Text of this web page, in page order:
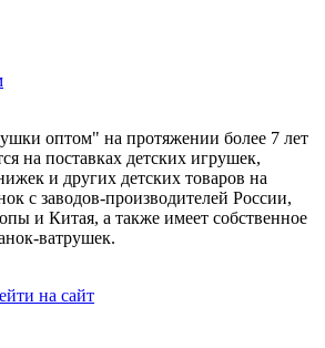
оптом" на протяжении более 7 лет
на поставках детских игрушек,
и других детских товаров на
с заводов-производителей России,
и Китая, а также имеет собственное
ватрушек.
на сайт